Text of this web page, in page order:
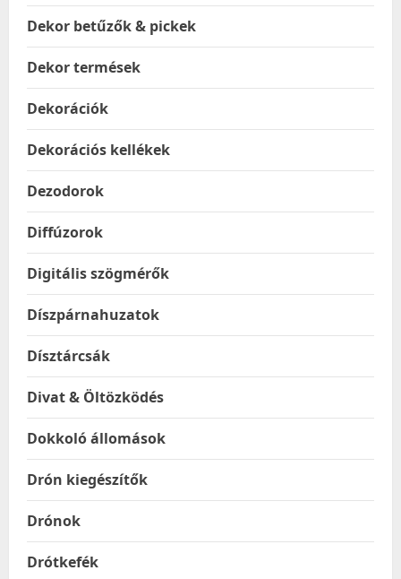
Dekor betűzők & pickek
Dekor termések
Dekorációk
Dekorációs kellékek
Dezodorok
Diffúzorok
Digitális szögmérők
Díszpárnahuzatok
Dísztárcsák
Divat & Öltözködés
Dokkoló állomások
Drón kiegészítők
Drónok
Drótkefék